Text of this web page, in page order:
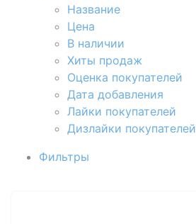
Название
Цена
В наличии
Хиты продаж
Оценка покупателей
Дата добавления
Лайки покупателей
Дизлайки покупателей
Фильтры